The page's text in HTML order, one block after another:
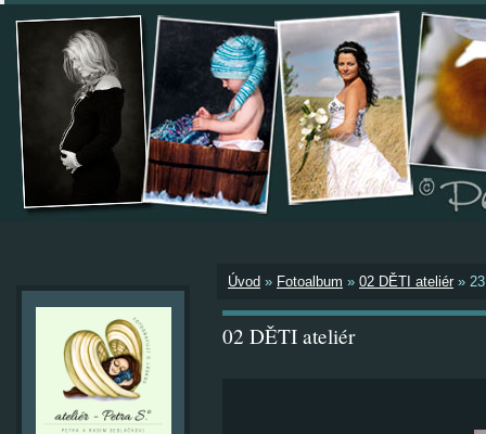
Úvod » Fotoalbum » 02 DĚTI ateliér »
02 DĚTI ateliér